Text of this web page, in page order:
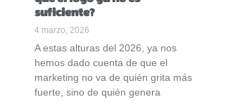
suficiente?
4 marzo, 2026
A estas alturas del 2026, ya nos
hemos dado cuenta de que el
marketing no va de quién grita más
fuerte, sino de quién genera